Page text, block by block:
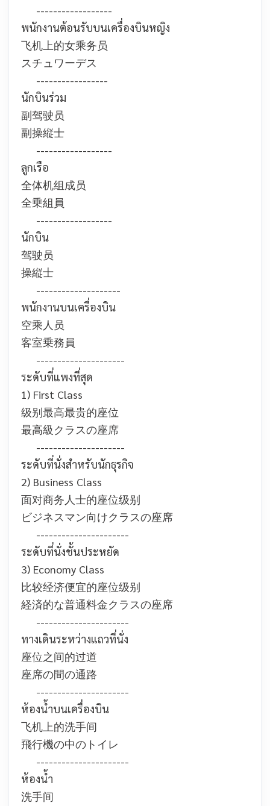
------------------
พนักงานต้อนรับบนเครื่องบินหญิง
飞机上的女乘务员
スチュワーデス
-----------------
นักบินร่วม
副驾驶员
副操縦士
------------------
ลูกเรือ
全体机组成员
全乗組員
------------------
นักบิน
驾驶员
操縦士
--------------------
พนักงานบนเครื่องบิน
空乘人员
客室乗務員
---------------------
ระดับที่แพงที่สุด
1) First Class
级别最高最贵的座位
最高級クラスの座席
---------------------
ระดับที่นั่งสำหรับนักธุรกิจ
2) Business Class
面对商务人士的座位级别
ビジネスマン向けクラスの座席
----------------------
ระดับที่นั่งชั้นประหยัด
3) Economy Class
比较经济便宜的座位级别
経済的な普通料金クラスの座席
----------------------
ทางเดินระหว่างแถวที่นั่ง
座位之间的过道
座席の間の通路
----------------------
ห้องน้ำบนเครื่องบิน
飞机上的洗手间
飛行機の中のトイレ
----------------------
ห้องน้ำ
洗手间